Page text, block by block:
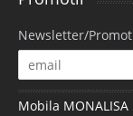
Newsletter/
Mobila MONALISA